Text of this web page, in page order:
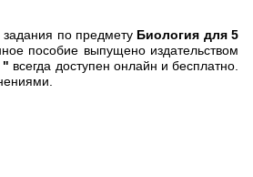
по предмету Биология для 5
пособие выпущено издательством
" всегда доступен онлайн и бесплатно.